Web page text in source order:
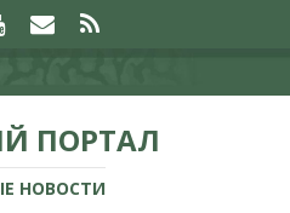
ПОРТАЛ
НОВОСТИ